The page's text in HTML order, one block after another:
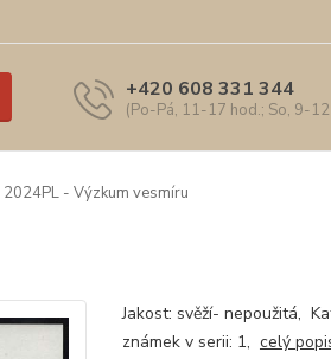
+420 608 331 344
(Po-Pá, 11-17 hod.; So, 9-
2024PL - Výzkum vesmíru
Jakost: svěží- nepoužitá,
známek v serii: 1, celý